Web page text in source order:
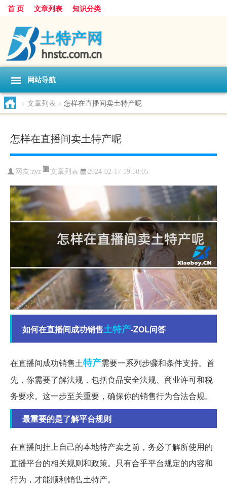
首 页 文章列表 知识分类
网站导航
> 文章列表 > 怎样在直播间卖土特产呢
怎样在直播间卖土特产呢
网友:zyz 文章列表 2024-02-17 19:50:05
如何在直播间成功销售土特产-ZOL问答
在直播间成功销售土特产需要一系列步骤和条件支持。首
先，你需要了解法规，包括食品安全法规、商业许可和税
务要求。这一步至关重要，确保你的销售行为合法合规。
最重要的是了解平台规则
在直播间挂上自己的本地特产卖之前，务必了解所使用的
直播平台的相关规则和政策。只有合乎平台规定的内容和
行为，才能顺利销售土特产。